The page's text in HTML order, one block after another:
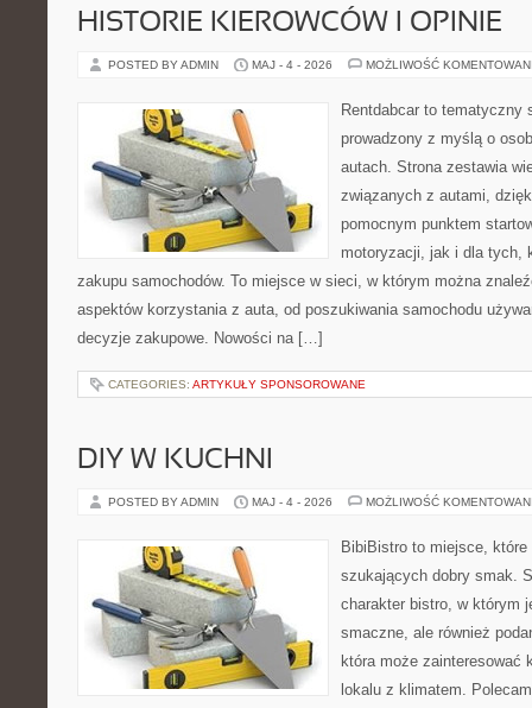
HISTORIE KIEROWCÓW I OPINIE
POSTED BY ADMIN MAJ - 4 - 2026 MOŻLIWOŚĆ
Rentdabcar to tematyczny
prowadzony z myślą o
autach. Strona zestawia
związanych z autami,
pomocnym punktem
motoryzacji, jak i dla tych,
zakupu samochodów. To miejsce w sieci, w którym można
aspektów korzystania z auta, od poszukiwania samochodu
decyzje zakupowe. Nowości na […]
CATEGORIES: ARTYKUŁY SPONSOROWANE
DIY W KUCHNI
POSTED BY ADMIN MAJ - 4 - 2026 MOŻLIWOŚĆ
BibiBistro to miejsce,
szukających dobry smak.
charakter bistro, w którym
smaczne, ale również
która może zainteresować
lokalu z klimatem.